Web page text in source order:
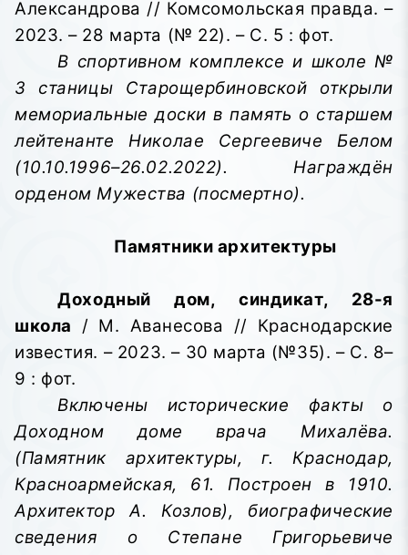
Александрова // Комсомольская правда. –
2023. – 28 марта (№ 22). – С. 5 : фот.
В спортивном комплексе и школе №
3 станицы Старощербиновской открыли
мемориальные доски в память о старшем
лейтенанте Николае Сергеевиче Белом
(10.10.1996–26.02.2022). Награждён
орденом Мужества (посмертно).
Памятники архитектуры
Доходный дом, синдикат, 28-я
школа / М. Аванесова // Краснодарские
известия. – 2023. – 30 марта (№35). – С. 8–
9 : фот.
Включены исторические факты о
Доходном доме врача Михалёва.
(Памятник архитектуры, г. Краснодар,
Красноармейская, 61. Построен в 1910.
Архитектор А. Козлов), биографические
сведения о Степане Григорьевиче